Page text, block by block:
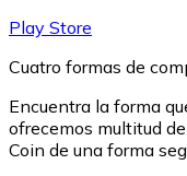
Play Store
Cuatro formas de
Encuentra la forma
ofrecemos multitud
Coin de una forma